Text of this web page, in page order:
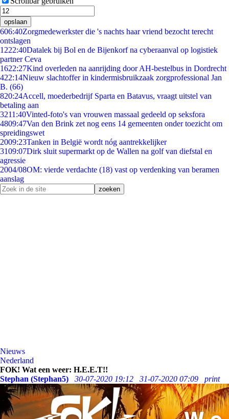
opslaan
606:40Zorgmedewerkster die 's nachts haar vriend bezocht terecht
ontslagen
1222:40Datalek bij Bol en de Bijenkorf na cyberaanval op logistiek
partner Ceva
1622:27Kind overleden na aanrijding door AH-bestelbus in Dordrecht
422:14Nieuw slachtoffer in kindermisbruikzaak zorgprofessional Jan
B. (66)
820:24Accell, moederbedrijf Sparta en Batavus, vraagt uitstel van
betaling aan
3211:40Vinted-foto's van vrouwen massaal gedeeld op seksfora
4809:47Van den Brink zet nog eens 14 gemeenten onder toezicht om
spreidingswet
2009:23Tanken in België wordt nóg aantrekkelijker
3109:07Dirk sluit supermarkt op de Wallen na golf van diefstal en
agressie
2004/08OM: vierde verdachte (18) vast op verdenking van beramen
aanslag
Nieuws
Nederland
FOK! Wat een weer: H.E.E.T!!
Stephan (Stephan5)
30-07-2020 19:12 31-07-2020 07:09 print